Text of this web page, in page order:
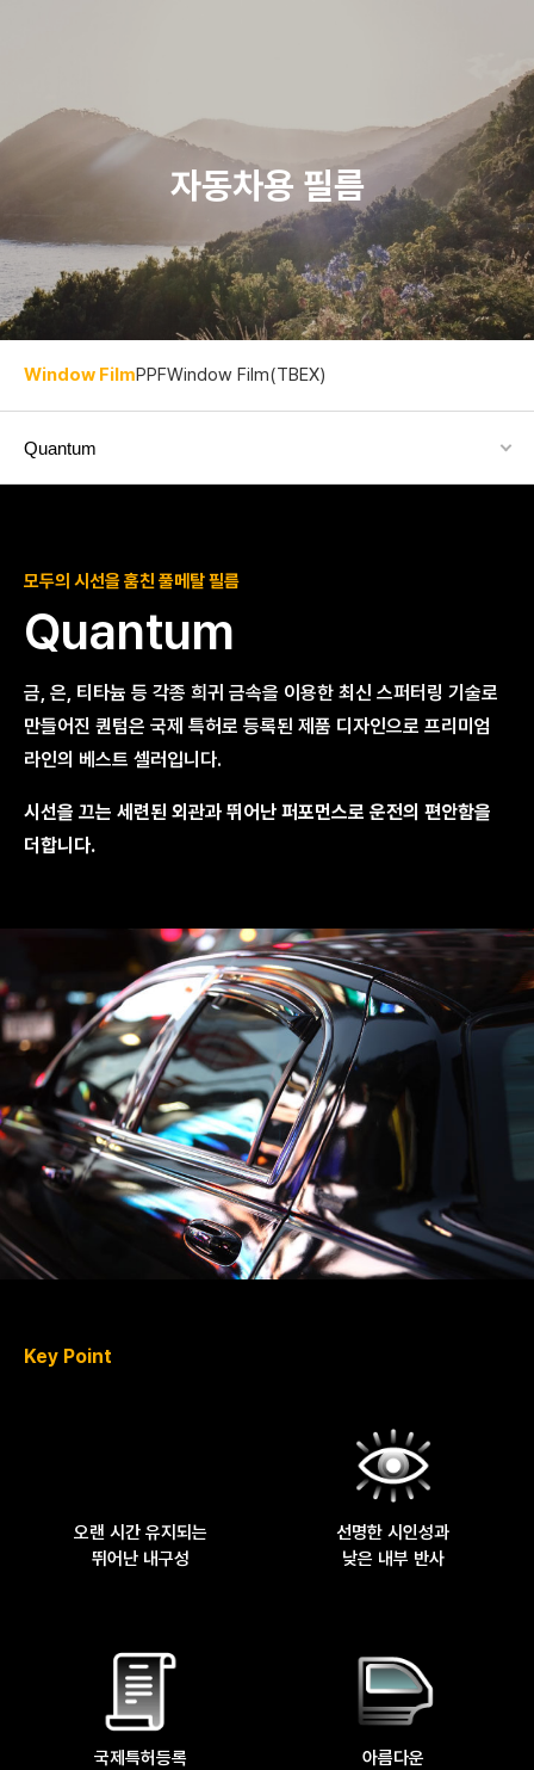
자동차용 필름
Window FilmPPFWindow Film(TBEX)
Quantum
모두의 시선을 훔친 풀메탈 필름
Quantum
금, 은, 티타늄 등 각종 희귀 금속을 이용한 최신 스퍼터링 기술로
만들어진 퀀텀은 국제 특허로 등록된 제품 디자인으로 프리미엄
라인의 베스트 셀러입니다.
시선을 끄는 세련된 외관과 뛰어난 퍼포먼스로 운전의 편안함을
더합니다.
Key Point
오랜 시간 유지되는
뛰어난 내구성
선명한 시인성과
낮은 내부 반사
국제특허등록
아름다운